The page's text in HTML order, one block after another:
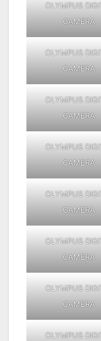
OLYMPUS
CAMERA
OLYMPUS
CAMERA
OLYMPUS
CAMERA
OLYMPUS
CAMERA
OLYMPUS
CAMERA
OLYMPUS
CAMERA
OLYMPUS
CAMERA
OLYMPUS